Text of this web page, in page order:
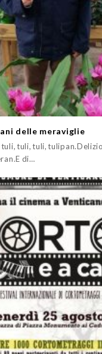
delle meraviglie
tuli, tuli, tuli,
di…